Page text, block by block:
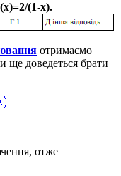
(1-x).
отримаємо
ще доведеться брати
отже